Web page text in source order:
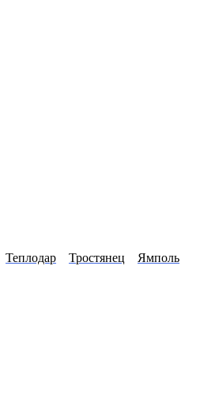
Теплодар Тростянец Ямполь